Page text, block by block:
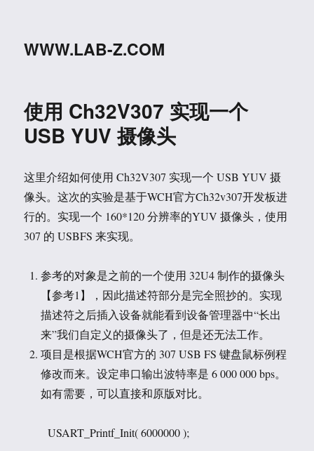
WWW.LAB-Z.COM
使用 Ch32V307 实现一个
USB YUV 摄像头
这里介绍如何使用 Ch32V307 实现一个 USB YUV 摄
像头。这次的实验是基于WCH官方Ch32v307开发板进
行的。实现一个 160*120 分辨率的YUV 摄像头，使用
307 的 USBFS 来实现。
参考的对象是之前的一个使用 32U4 制作的摄像头
【参考1】，因此描述符部分是完全照抄的。实现
描述符之后插入设备就能看到设备管理器中“长出
来”我们自定义的摄像头了，但是还无法工作。
项目是根据WCH官方的 307 USB FS 键盘鼠标例程
修改而来。设定串口输出波特率是 6 000 000 bps。
如有需要，可以直接和原版对比。
USART_Printf_Init( 6000000 );